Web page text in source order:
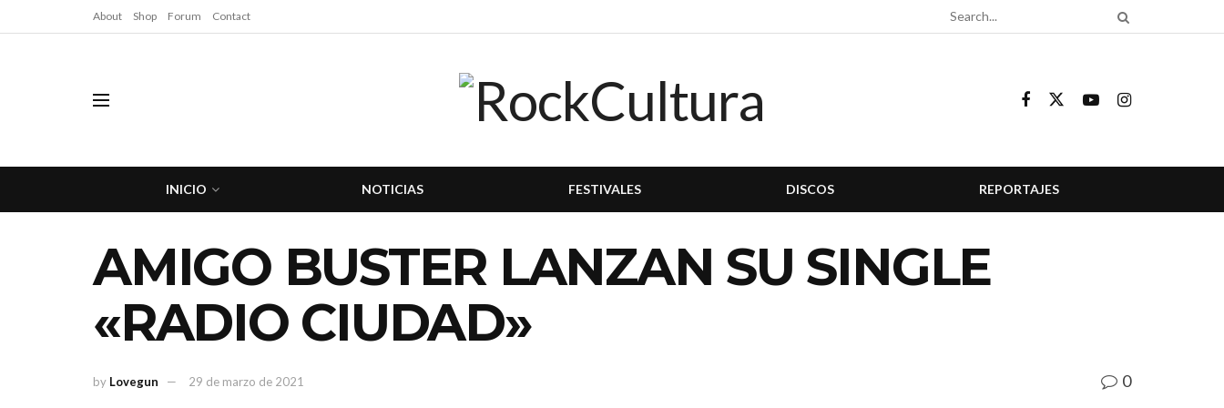
About Shop Forum Contact
INICIO NOTICIAS FESTIVALES DISCOS REPORTAJES
AMIGO BUSTER LANZAN SU SINGLE
«RADIO CIUDAD»
by Lovegun 29 de marzo de 2021 0